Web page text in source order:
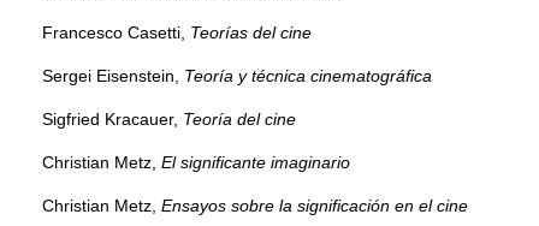
Francesco Casetti, Teorías del cine
Sergei Eisenstein, Teoría y técnica cinematográfica
Sigfried Kracauer, Teoría del cine
Christian Metz, El significante imaginario
Christian Metz, Ensayos sobre la significación en el cine